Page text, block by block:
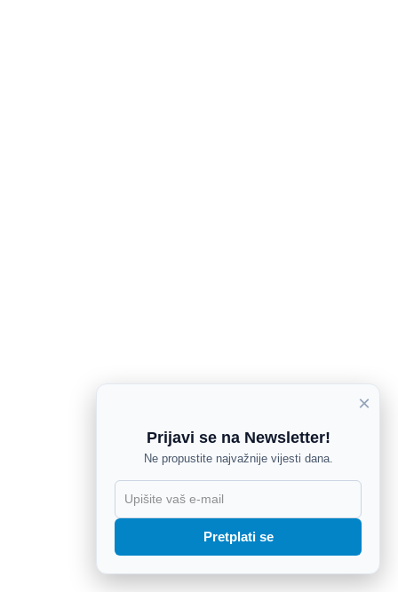
×
Prijavi se na Newsletter!
Ne propustite najvažnije vijesti dana.
Pretplati se